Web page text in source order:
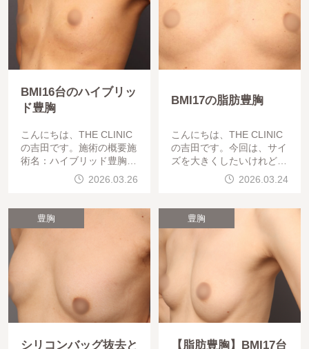
BMI16台のハイブリッ
ド豊胸
こんにちは、THE CLINIC
の吉田です。施術の概要施
術名：ハイブリッド豊胸（
シリコン＋脂肪注入）この
方は「体が細いけれど、し
というご希望でご来院され
ました
2026.03.26
BMI17の脂肪豊胸
こんにちは、THE CLINIC
の吉田です。今回は、サイ
ズを大きくしたいけれど、
シリコンバッグには抵抗が
あるというご希望でご来院
ッチ脂肪豊胸の症例をご紹
介します。
2026.03.24
豊胸
シリコンバッグ抜去と
豊胸
【脂肪豊胸】BMI17台